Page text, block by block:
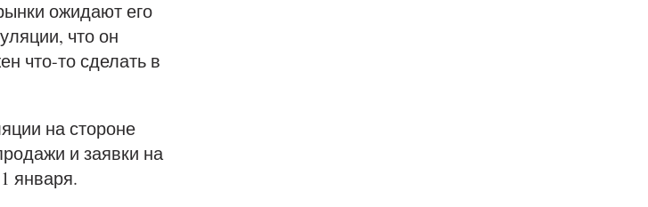
ожидают его
что он
что-то сделать в
на стороне
и заявки на
января.